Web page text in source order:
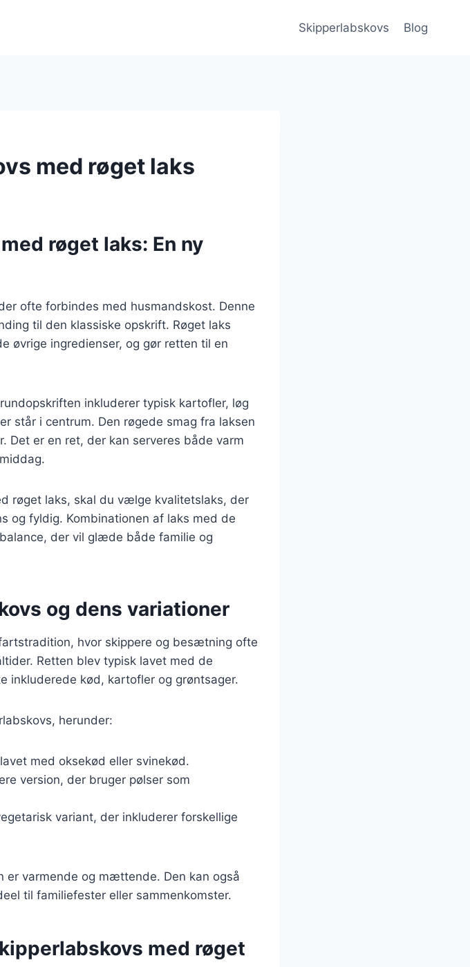
Skipperlabskovs Blog
med røget laks
røget laks: En ny
ofte forbindes med husmandskost. Denne
til den klassiske opskrift. Røget laks
øvrige ingredienser, og gør retten til en
inkluderer typisk kartofler, løg
står i centrum. Den røgede smag fra laksen
Det er en ret, der kan serveres både varm
røget laks, skal du vælge kvalitetslaks, der
og fyldig. Kombinationen af laks med de
der vil glæde både familie og
og dens variationer
hvor skippere og besætning ofte
Retten blev typisk lavet med de
inkluderede kød, kartofler og grøntsager.
herunder:
med oksekød eller svinekød.
version, der bruger pølser som
variant, der inkluderer forskellige
varmende og mættende. Den kan også
til familiefester eller sammenkomster.
med røget